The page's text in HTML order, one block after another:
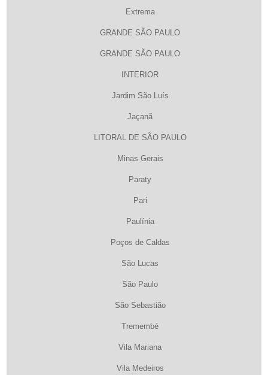
Extrema
GRANDE SÃO PAULO
GRANDE SÃO PAULO
INTERIOR
Jardim São Luís
Jaçanã
LITORAL DE SÃO PAULO
Minas Gerais
Paraty
Pari
Paulínia
Poços de Caldas
São Lucas
São Paulo
São Sebastião
Tremembé
Vila Mariana
Vila Medeiros